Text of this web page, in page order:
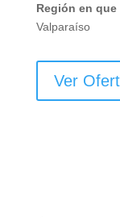
Región en
Valparaíso
Ver